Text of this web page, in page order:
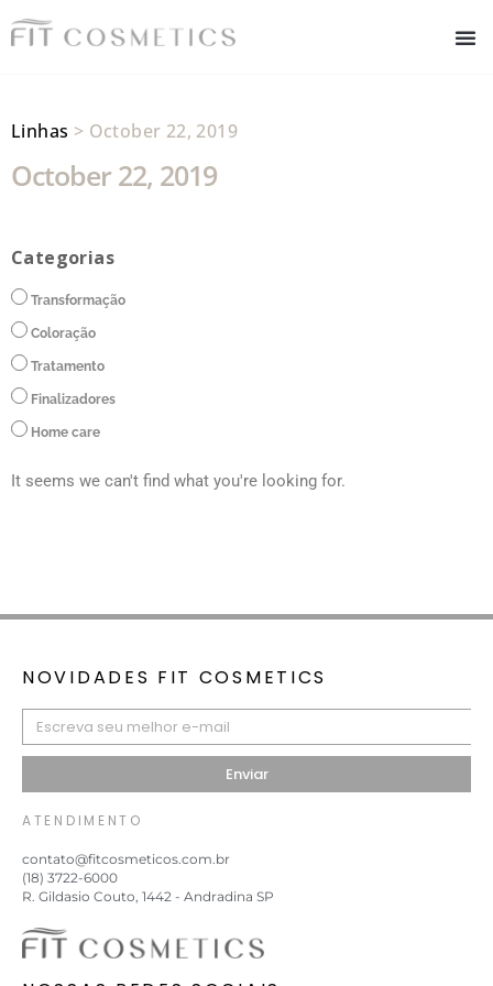
Linhas > October 22, 2019
October 22, 2019
Categorias
Transformação
Coloração
Tratamento
Finalizadores
Home care
It seems we can't find what you're looking for.
NOVIDADES FIT COSMETICS
Enviar
ATENDIMENTO
contato@fitcosmeticos.com.br
(18) 3722-6000
R. Gildasio Couto, 1442 - Andradina SP